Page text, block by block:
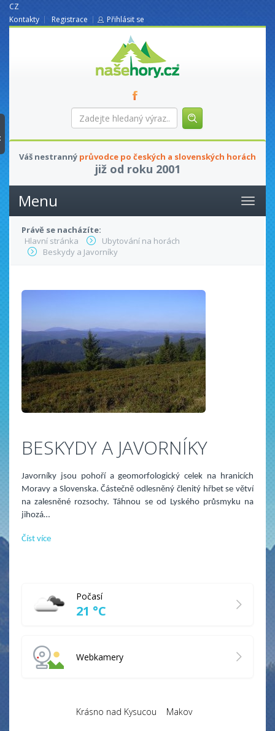
CZ
Kontakty
Registrace Přihlásit se
nasehory.cz
Zadejte
hledaný
Váš nestranný průvodce po českých a slovenských horách
již od roku 2001
Menu
Právě se nacházíte:
Hlavní stránka
Ubytování na horách
Beskydy a Javorníky
BESKYDY A JAVORNÍKY
Javorníky jsou pohoří a geomorfologický celek na hranicích
Moravy a Slovenska. Částečně odlesněný členitý hřbet se větví
na zalesněné rozsochy. Táhnou se od Lyského průsmyku na
jihozá…
Číst více
Počasí
21 °C
Webkamery
Krásno nad Kysucou Makov